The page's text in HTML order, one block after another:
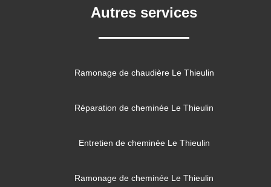
Autres services
Ramonage de chaudière Le Thieulin
Réparation de cheminée Le Thieulin
Entretien de cheminée Le Thieulin
Ramonage de cheminée Le Thieulin